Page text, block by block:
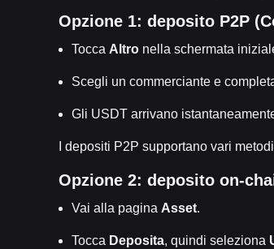
Opzione 1: deposito P2P
Tocca Altro nella schermata
Scegli un commerciante e
Gli USDT arrivano
I depositi P2P supportano vari
Opzione 2: deposito on-
Vai alla pagina Asset.
Tocca Deposita, quindi seleziona